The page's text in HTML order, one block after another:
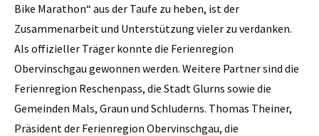
Bike Marathon“ aus der Taufe zu heben, ist der
Zusammenarbeit und Unterstützung vieler zu verdanken.
Als offizieller Träger konnte die Ferien­region
Obervinschgau gewonnen werden. Weitere Partner sind die
Ferienregion Reschenpass, die Stadt Glurns sowie die
Gemeinden Mals, Graun und Schluderns. Thomas Theiner,
Präsident der Ferienregion Obervinschgau, die